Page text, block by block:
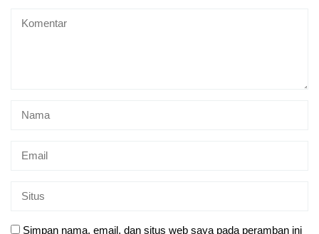
Simpan nama, email, dan situs web saya pada peramban ini